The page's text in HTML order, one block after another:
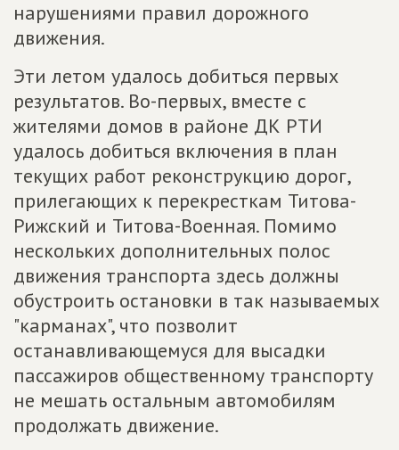
нарушениями правил дорожного
движения.
Эти летом удалось добиться первых
результатов. Во-первых, вместе с
жителями домов в районе ДК РТИ
удалось добиться включения в план
текущих работ реконструкцию дорог,
прилегающих к перекресткам Титова-
Рижский и Титова-Военная. Помимо
нескольких дополнительных полос
движения транспорта здесь должны
обустроить остановки в так называемых
"карманах", что позволит
останавливающемуся для высадки
пассажиров общественному транспорту
не мешать остальным автомобилям
продолжать движение.